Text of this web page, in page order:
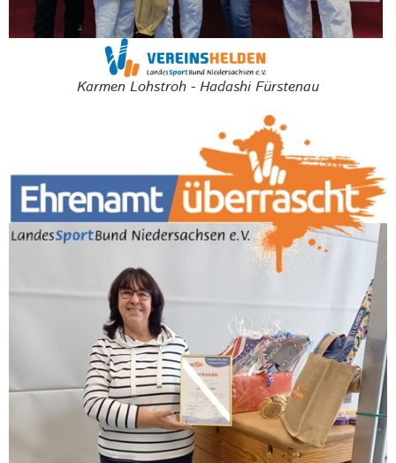
Karmen Lohstroh - Hadashi Fürstenau